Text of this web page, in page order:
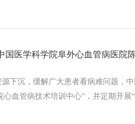
国医学科学院阜外心血管病医院
下沉，缓解广大患者看病难问题，
血管病技术培训中心”，并定期开展